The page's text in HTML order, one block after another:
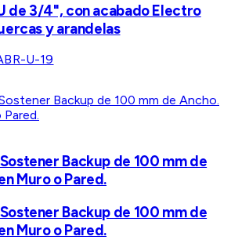
de 3/4", con acabado Electro
y arandelas
U-19
Backup de 100 mm de
Muro o Pared.
Backup de 100 mm de
Muro o Pared.